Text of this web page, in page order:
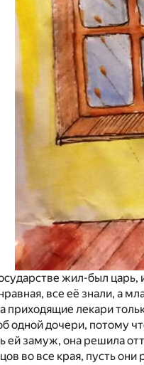
жил-был
все её знали, а
а приходящие лекари
одной дочери, потому
замуж, она решила
во все края, пусть они